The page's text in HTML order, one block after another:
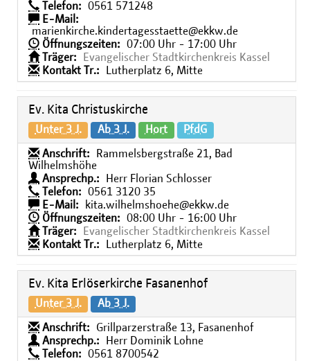
Telefon:
0561 571248
E-Mail:
marienkirche.kindertagesstaette@ekkw.de
Öffnungszeiten:
07:00 Uhr - 17:00 Uhr
Träger:
Evangelischer Stadtkirchenkreis Kassel
Kontakt Tr.:
Lutherplatz 6, Mitte
Ev. Kita Christuskirche
Unter 3 J. Ab 3 J. Hort PfdG
Anschrift:
Rammelsbergstraße 21, Bad
Wilhelmshöhe
Ansprechp.:
Herr Florian Schlosser
Telefon:
0561 3120 35
E-Mail:
kita.wilhelmshoehe@ekkw.de
Öffnungszeiten:
08:00 Uhr - 16:00 Uhr
Träger:
Evangelischer Stadtkirchenkreis Kassel
Kontakt Tr.:
Lutherplatz 6, Mitte
Ev. Kita Erlöserkirche Fasanenhof
Unter 3 J. Ab 3 J.
Anschrift:
Grillparzerstraße 13, Fasanenhof
Ansprechp.:
Herr Dominik Lohne
Telefon:
0561 8700542